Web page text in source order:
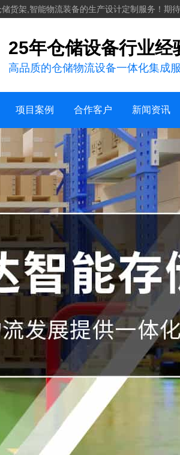
货架,智能物流装备的生产设计定制服务！期待
25年仓储设备行业经
高品质的仓储物流设备一体化集成
项目案例
案例视频
销售地区 合作客户
化工
机械五金建材
新能源 新闻资讯
行业新闻